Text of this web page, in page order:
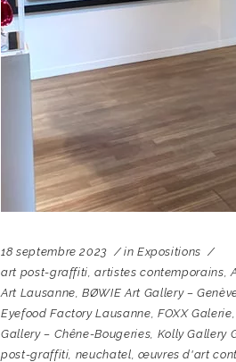
18 septembre 2023 in Expositions
art post-graffiti,artistes contemporains,
Art Lausanne,BØWIE Art Gallery –
Eyefood Factory Lausanne, FOXX Galerie
Gallery – Chêne-Bougeries, Kolly Gallery
post-graffiti, neuchatel, œuvres d'art